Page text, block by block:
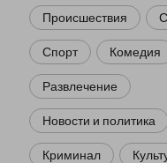
Происшествия
Спорт Комедия
Развлечение
Новости и политика
Криминал